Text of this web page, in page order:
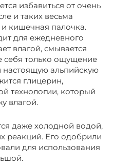
избавиться от очень
и таких весьма
кишечная палочка.
для ежедневного
влагой, смывается
себя только ощущение
настоящую альпийскую
глицерин,
технологии, который
влагой.
даже холодной водой,
реакций. Его одобрили
для использования